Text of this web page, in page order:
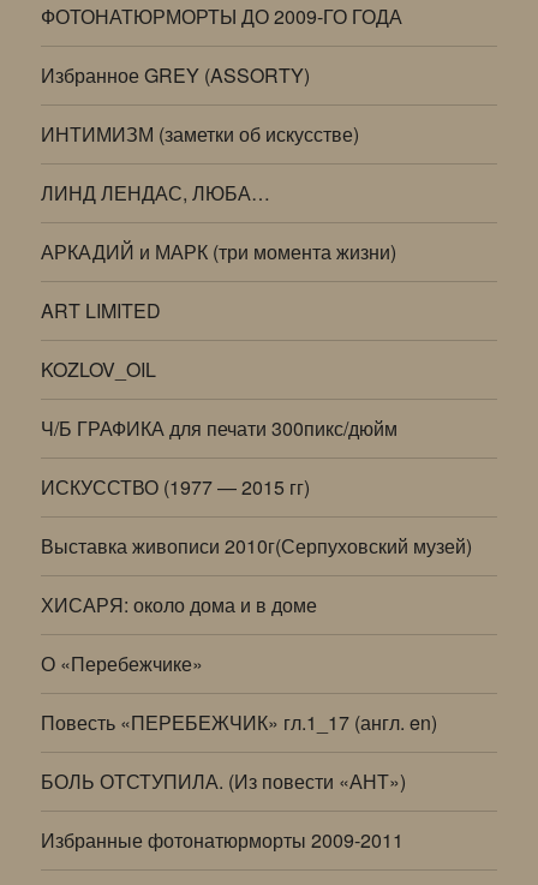
ФОТОНАТЮРМОРТЫ ДО 2009-ГО ГОДА
Избранное GREY (ASSORTY)
ИНТИМИЗМ (заметки об искусстве)
ЛИНД ЛЕНДАС, ЛЮБА…
АРКАДИЙ и МАРК (три момента жизни)
ART LIMITED
KOZLOV_OIL
Ч/Б ГРАФИКА для печати 300пикс/дюйм
ИСКУССТВО (1977 — 2015 гг)
Выставка живописи 2010г(Серпуховский музей)
ХИСАРЯ: около дома и в доме
О «Перебежчике»
Повесть «ПЕРЕБЕЖЧИК» гл.1_17 (англ. en)
БОЛЬ ОТСТУПИЛА. (Из повести «АНТ»)
Избранные фотонатюрморты 2009-2011